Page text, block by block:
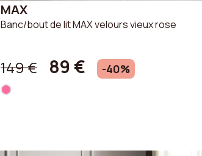
MAX
Banc/bout de lit MAX velours vieux rose
149 € 89 € -40%